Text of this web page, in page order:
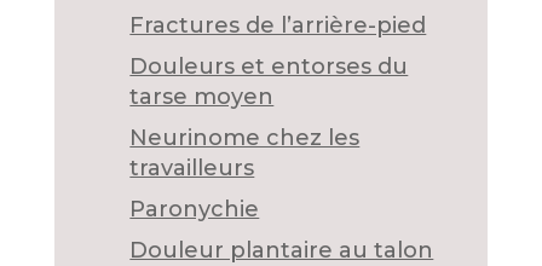
Fractures de l’arrière-pied
Douleurs et entorses du
tarse moyen
Neurinome chez les
travailleurs
Paronychie
Douleur plantaire au talon